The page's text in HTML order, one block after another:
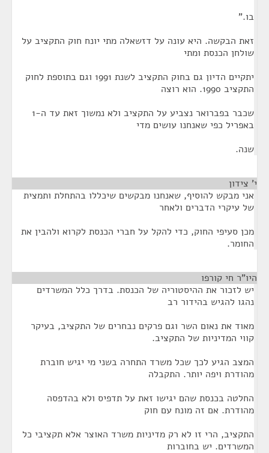
בו."
זאת הבקשה. היא עונה על דזשאלה מתי יונח חוק התקציב על
שולחן הכנסת ומתי
יתקיים הדיון גם בחוק התקציב לשנת 1991 וגם בתוספת לחוק
התקציב 1990. הוא רוצה
שכבר בפברואר נצביע על התקציב ולא נמשוך זאת עד ה-1
באפריל כפי שאנחנו עושים מדי
שנה.
י' צידון
אני מבקש להוסיף, שאנחנו מבקשים שיכללו בהתחלת ותמצית
של עיקרי הדברים ולאחר
מכן סעיפי החוק, כדי להקל על חברי הכנסת לקרוא ולהבין את
החומר.
היו"ר חי קורפו
יש לזכור את ההיסטוריה של הכנסת. בדרך כלל המשרדים
נהגו להגיש בהידור רב
מאוד את נאום השר וגם פרקים נבחרים של התקציב, בעיקר
קווי המדיניות של התקציב.
המצב הגיע לכך שכל משרד התחרה בשני מי יגיש חוברת
מהודרת ויפה יותר. התקבלה
החלטה בכנסת שהם יגישו זאת על תדפיס ולא בהדפסה
מהודרת. אם זה מונח עם חוק
התקציב, הרי זו לא רק מדיניות משרד האוצר אלא תקציבי כל
המשרדים. יש בחוברות